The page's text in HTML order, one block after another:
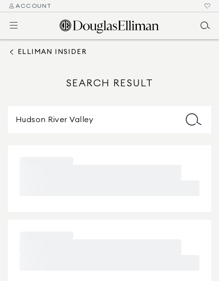
ACCOUNT
ELLIMAN INSIDER
SEARCH RESULT